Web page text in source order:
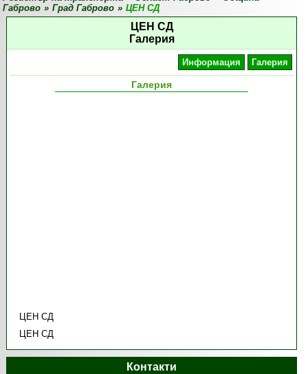
Габрово » Град Габрово » ЦЕН СД
ЦЕН СД
Галерия
Информация Галерия
Галерия
ЦЕН СД
ЦЕН СД
Контакти